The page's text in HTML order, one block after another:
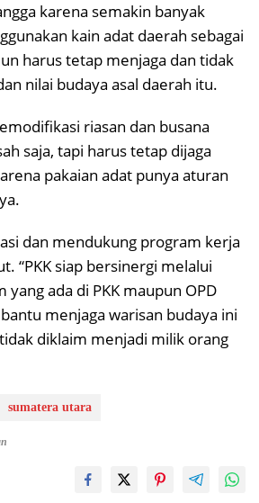
karena semakin banyak
kain adat daerah sebagai
harus tetap menjaga dan tidak
nilai budaya asal daerah itu.
riasan dan busana
saja, tapi harus tetap dijaga
pakaian adat punya aturan
dan mendukung program kerja
“PKK siap bersinergi melalui
ada di PKK maupun OPD
menjaga warisan budaya ini
diklaim menjadi milik orang
sumatera utara